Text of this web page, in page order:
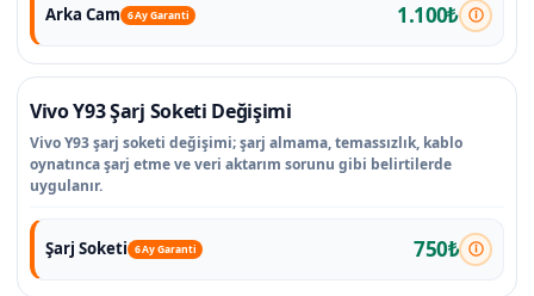
Arka Cam 6 Ay Garanti 1.100₺
Vivo Y93 Şarj Soketi Değişimi
Vivo Y93 şarj soketi değişimi; şarj almama, temassızlık, kablo
oynatınca şarj etme ve veri aktarım sorunu gibi belirtilerde
uygulanır.
Şarj Soketi 6 Ay Garanti 750₺